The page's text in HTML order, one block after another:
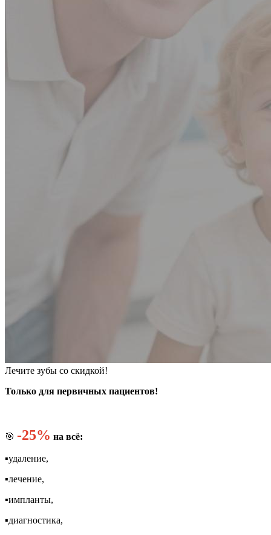
Лечите зубы со скидкой!
Только для первичных пациентов!
🎯 -25% на всё:
▪️удаление,
▪️лечение,
▪️импланты,
▪️диагностика,